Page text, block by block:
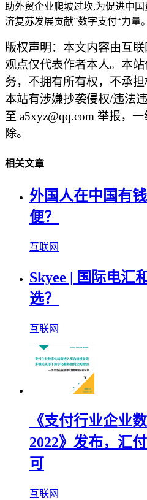
助外贸企业爬坡过坎,为促进中
济复苏发展贡献”数字支付“力量。
版权声明：本文内容由互
观点仅代表作者本人。本
务，不拥有所有权，不承
本站有涉嫌抄袭侵权/违法
至 a5xyz@qq.com 举报，
除。
相关文章
外国人在中国有
便？
互联网
Skyee | 国际电汇
选？
互联网
《支付行业企业
2022》发布，汇
可
互联网